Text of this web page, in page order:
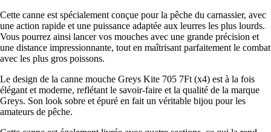
Cette canne est spécialement conçue pour la pêche du carnassier, avec
une action rapide et une puissance adaptée aux leurres les plus lourds.
Vous pourrez ainsi lancer vos mouches avec une grande précision et
une distance impressionnante, tout en maîtrisant parfaitement le combat
avec les plus gros poissons.
Le design de la canne mouche Greys Kite 705 7Ft (x4) est à la fois
élégant et moderne, reflétant le savoir-faire et la qualité de la marque
Greys. Son look sobre et épuré en fait un véritable bijou pour les
amateurs de pêche.